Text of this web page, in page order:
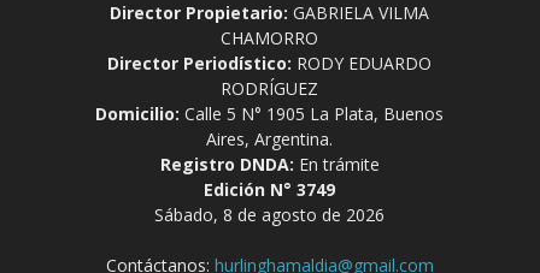
Director Propietario: GABRIELA VILMA
CHAMORRO
Director Periodístico: RODY EDUARDO
RODRÍGUEZ
Domicilio: Calle 5 N° 1905 La Plata, Buenos
Aires, Argentina.
Registro DNDA: En trámite
Edición N° 3749
Sábado, 8 de agosto de 2026
Contáctanos: hurlinghamaldia@gmail.com